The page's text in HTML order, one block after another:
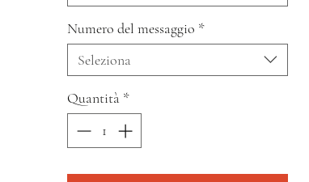
Numero del messaggio *
Seleziona
Quantità *